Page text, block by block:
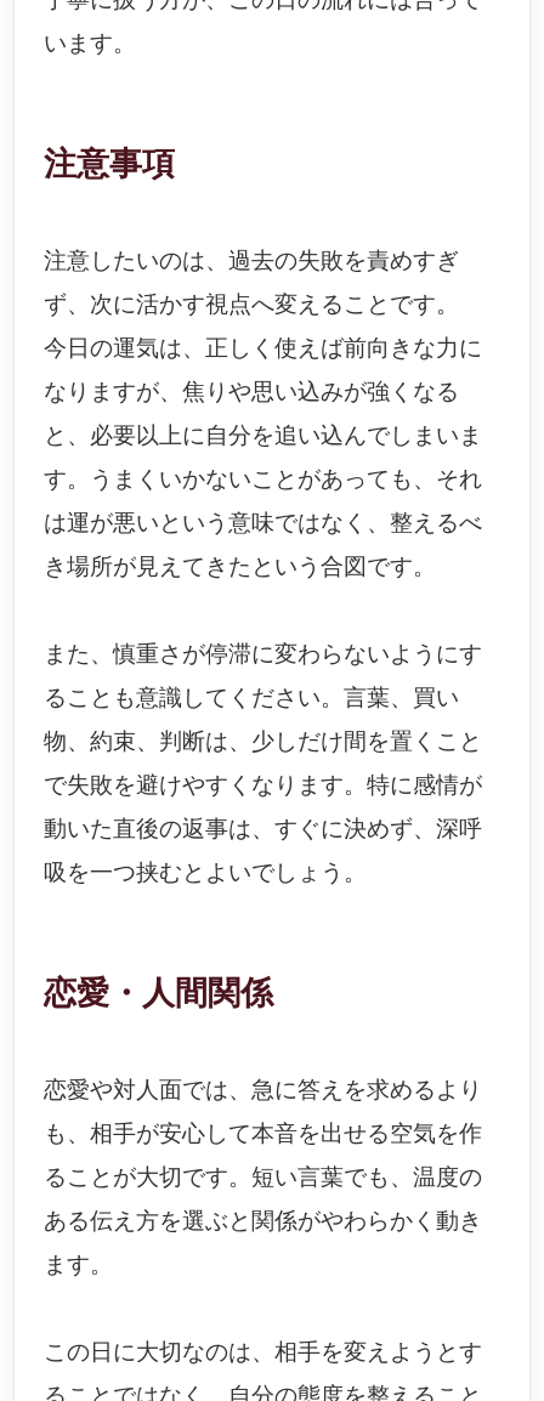
います。
注意事項
注意したいのは、過去の失敗を責めすぎ
ず、次に活かす視点へ変えることです。
今日の運気は、正しく使えば前向きな力に
なりますが、焦りや思い込みが強くなる
と、必要以上に自分を追い込んでしまいま
す。うまくいかないことがあっても、それ
は運が悪いという意味ではなく、整えるべ
き場所が見えてきたという合図です。
また、慎重さが停滞に変わらないようにす
ることも意識してください。言葉、買い
物、約束、判断は、少しだけ間を置くこと
で失敗を避けやすくなります。特に感情が
動いた直後の返事は、すぐに決めず、深呼
吸を一つ挟むとよいでしょう。
恋愛・人間関係
恋愛や対人面では、急に答えを求めるより
も、相手が安心して本音を出せる空気を作
ることが大切です。短い言葉でも、温度の
ある伝え方を選ぶと関係がやわらかく動き
ます。
この日に大切なのは、相手を変えようとす
ることではなく、自分の態度を整えること